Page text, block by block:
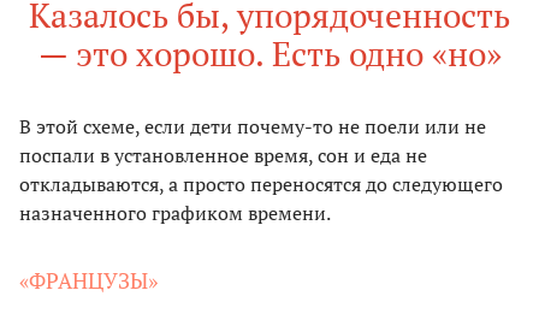
Казалось бы, упорядоченность
— это хорошо. Есть одно «но»
В этой схеме, если дети почему-то не поели или не
поспали в установленное время, сон и еда не
откладываются, а просто переносятся до следующего
назначенного графиком времени.
«ФРАНЦУЗЫ»